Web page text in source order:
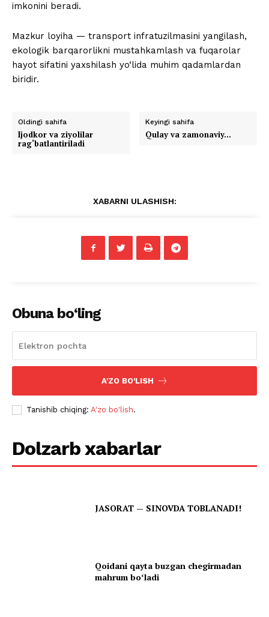
imkonini beradi.
Mazkur loyiha — transport infratuzilmasini yangilash,
ekologik barqarorlikni mustahkamlash va fuqarolar
hayot sifatini yaxshilash yo‘lida muhim qadamlardan
biridir.
Oldingi sahifa
Ijodkor va ziyolilar
rag‘batlantiriladi
Keyingi sahifa
Qulay va zamonaviy…
XABARNI ULASHISH:
Obuna bo‘ling
A'ZO BO'LISH
Tanishib chiqing: A'zo bo'lish.
Dolzarb xabarlar
JASORAT — SINOVDA TOBLANADI!
Qoidani qayta buzgan chegirmadan
mahrum boʻladi